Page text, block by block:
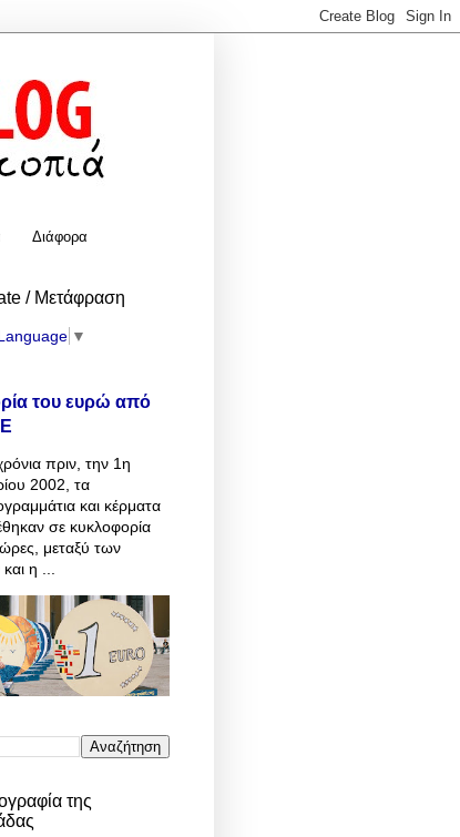
Διάφορα
/ Μετάφραση
▼
του ευρώ από
πριν, την 1η
2002, τα
και κέρματα
σε κυκλοφορία
μεταξύ των
η ...
της